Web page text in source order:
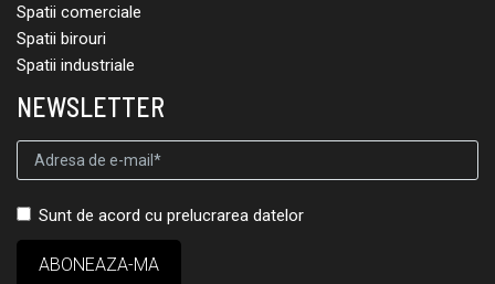
Spatii comerciale
Spatii birouri
Spatii industriale
NEWSLETTER
Sunt de acord cu prelucrarea datelor